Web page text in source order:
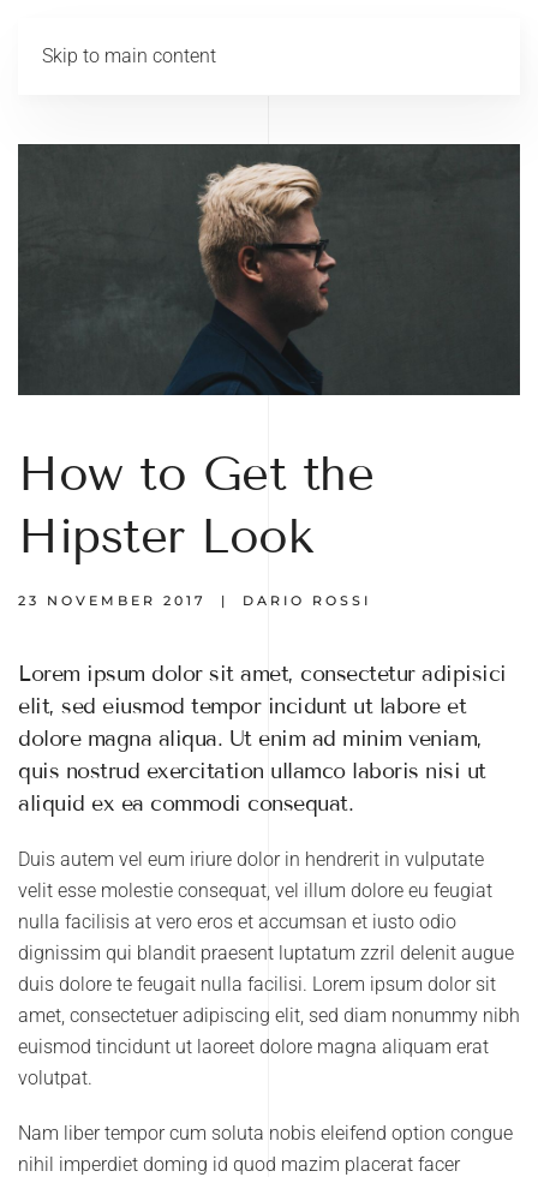
Skip to main content
How to Get the
Hipster Look
23 NOVEMBER 2017 | DARIO ROSSI
Lorem ipsum dolor sit amet, consectetur adipisici
elit, sed eiusmod tempor incidunt ut labore et
dolore magna aliqua. Ut enim ad minim veniam,
quis nostrud exercitation ullamco laboris nisi ut
aliquid ex ea commodi consequat.
Duis autem vel eum iriure dolor in hendrerit in vulputate
velit esse molestie consequat, vel illum dolore eu feugiat
nulla facilisis at vero eros et accumsan et iusto odio
dignissim qui blandit praesent luptatum zzril delenit augue
duis dolore te feugait nulla facilisi. Lorem ipsum dolor sit
amet, consectetuer adipiscing elit, sed diam nonummy nibh
euismod tincidunt ut laoreet dolore magna aliquam erat
volutpat.
Nam liber tempor cum soluta nobis eleifend option congue
nihil imperdiet doming id quod mazim placerat facer